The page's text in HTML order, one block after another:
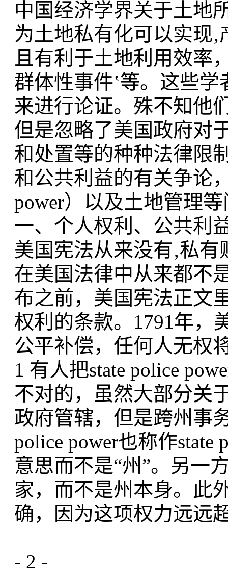
中国经济学界关于土地
为土地私有化可以实现
且有利于土地利用效率
群体性事件‛等。这些
来进行论证。殊不知他
但是忽略了美国政府对
和处置等的种种法律限
和公共利益的有关争论
power）以及土地管理
一、个人权利、公共利
美国宪法从来没有‚私
在美国法律中从来都不
布之前，美国宪法正文
权利的条款。1791年，
公平补偿，任何人无权
1 有人把state police
不对的，虽然大部分关
政府管辖，但是跨州事
police power也称作state
意思而不是“州”。另一
家，而不是州本身。此
确，因为这项权力远远
- 2 -